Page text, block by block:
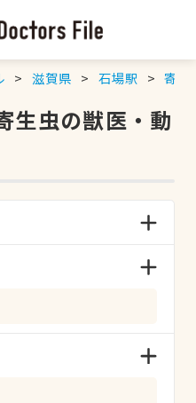
滋賀県 石場駅 寄生
生虫の獣医・動